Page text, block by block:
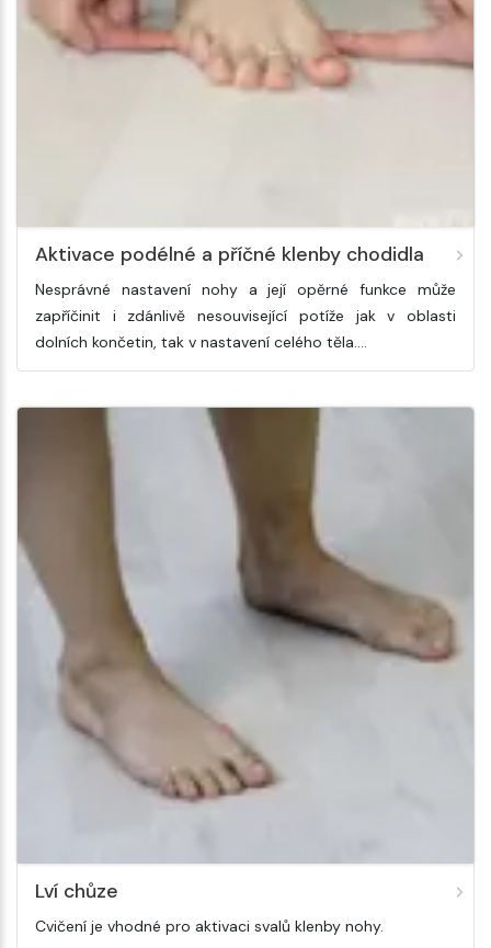
Aktivace podélné a příčné klenby chodidla
Nesprávné nastavení nohy a její opěrné funkce může
zapříčinit i zdánlivě nesouvisející potíže jak v oblasti
dolních končetin, tak v nastavení celého těla.…
Lví chůze
Cvičení je vhodné pro aktivaci svalů klenby nohy.